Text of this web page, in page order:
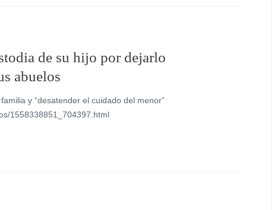
de su hijo por dejarlo
abuelos
y “desatender el cuidado del menor”
1558338851_704397.html